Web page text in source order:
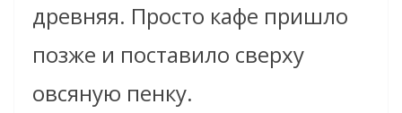
древняя. Просто кафе пришло
позже и поставило сверху
овсяную пенку.